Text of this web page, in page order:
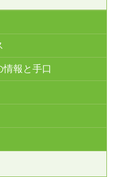
報と手口